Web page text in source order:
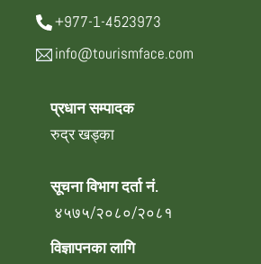
+977-1-4523973
info@tourismface.com
प्रधान सम्पादक
रुद्र खड्का
सूचना विभाग दर्ता नं.
४५७५/२०८०/२०८१
विज्ञापनका लागि